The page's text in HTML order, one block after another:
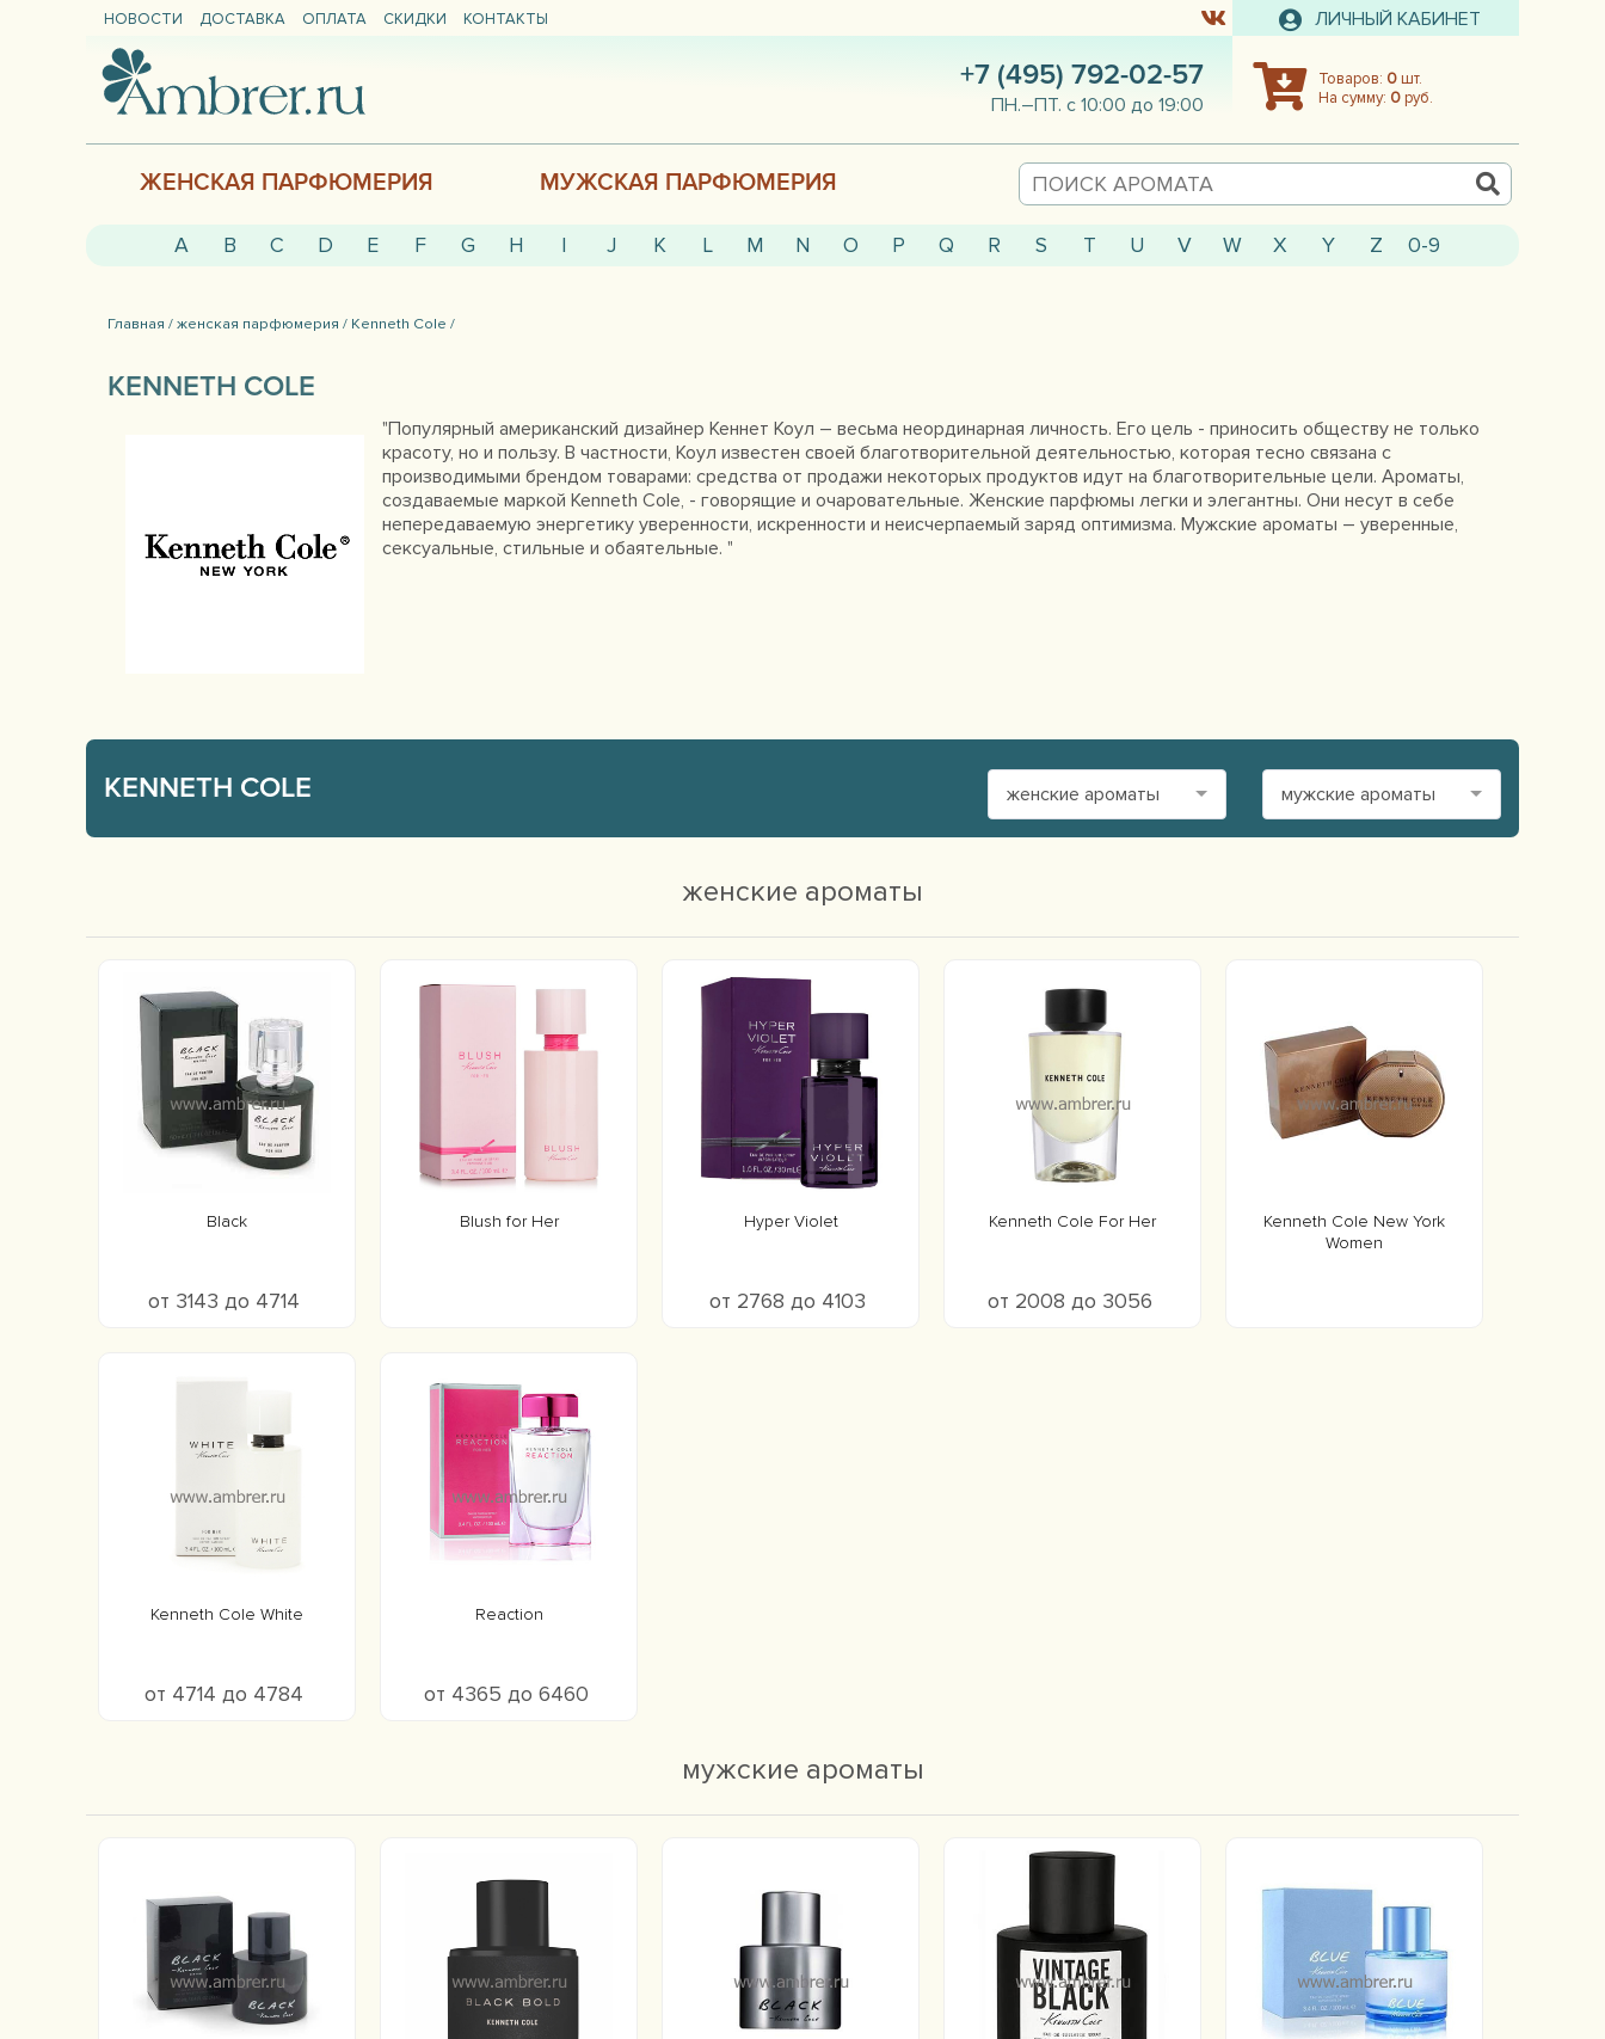
НОВОСТИ ДОСТАВКА ОПЛАТА СКИДКИ КОНТАКТЫ ЛИЧНЫЙ КАБИНЕТ
Товаров: 0шт.
На сумму: 0руб.
+7 (495) 792-02-57
ПН.–ПТ. с 10:00 до 19:00
ЖЕНСКАЯ ПАРФЮМЕРИЯ МУЖСКАЯ ПАРФЮМЕРИЯ
A B C D E F G H I J K L M N O P Q R S T U V W X Y Z 0-9
Главная /женская парфюмерия / Kenneth Cole /
KENNETH COLE
"Популярный американский дизайнер Кеннет Коул – весьма неординарная личность. Его цель - приносить обществу не только
красоту, но и пользу. В частности, Коул известен своей благотворительной деятельностью, которая тесно связана с
производимыми брендом товарами: средства от продажи некоторых продуктов идут на благотворительные цели. Ароматы,
создаваемые маркой Kenneth Cole, - говорящие и очаровательные. Женские парфюмы легки и элегантны. Они несут в себе
непередаваемую энергетику уверенности, искренности и неисчерпаемый заряд оптимизма. Мужские ароматы – уверенные,
сексуальные, стильные и обаятельные. "
KENNETH COLE мужские ароматы
женские ароматы
женские ароматы
Black
от 3143 до 4714
Blush for Her Hyper Violet
от 2768 до 4103
Kenneth Cole For Her
от 2008 до 3056
Kenneth Cole New York
Women
Kenneth Cole White
от 4714 до 4784
Reaction
от 4365 до 6460
мужские ароматы